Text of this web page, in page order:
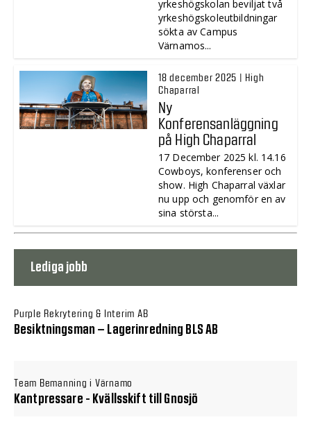
yrkeshögskolan beviljat två
yrkeshögskoleutbildningar
sökta av Campus
Värnamos...
18 december 2025 | High
Chaparral
Ny
Konferensanläggning
på High Chaparral
17 December 2025 kl. 14.16
Cowboys, konferenser och
show. High Chaparral växlar
nu upp och genomför en av
sina största...
Lediga jobb
Purple Rekrytering & Interim AB
Besiktningsman – Lagerinredning BLS AB
Team Bemanning i Värnamo
Kantpressare - Kvällsskift till Gnosjö